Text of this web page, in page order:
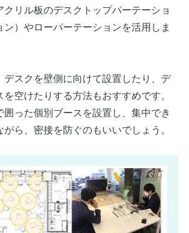
クリル板のデスクトップパーテーショ
ン）やローパーテーションを活用しま
デスクを壁側に向けて設置したり、デ
空けたりする方法もおすすめです。
った個別ブースを設置し、集中でき
ら、密接を防ぐのもいいでしょう。